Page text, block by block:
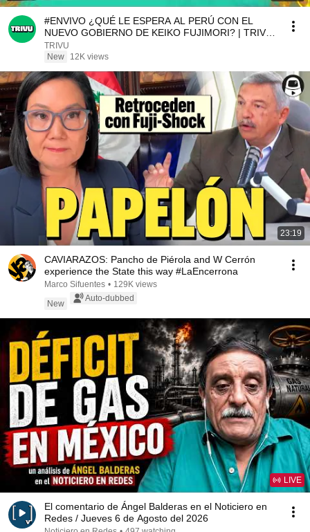
#ENVIVO ¿QUÉ LE ESPERA AL PERÚ CON EL
NUEVO GOBIERNO DE KEIKO FUJIMORI? | TRIVU
NOTICIAS
TRIVU
New
12K views
23:19
CAVIARAZOS: Pancho de Piérola and W Cerrón
experience the State this way #LaEncerrona
Marco Sifuentes • 129K views
New
Auto-dubbed
LIVE
El comentario de Ángel Balderas en el Noticiero en
Redes / Jueves 6 de Agosto del 2026